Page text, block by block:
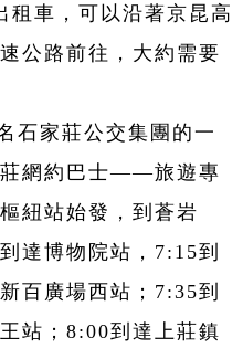
租車，可以沿著京昆高
公路前往，大約需要
石家莊公交集團的一
莊網約巴士——旅遊專
紐站始發，到蒼岩
達博物院站，7:15到
百廣場西站；7:35到
站；8:00到達上莊鎮